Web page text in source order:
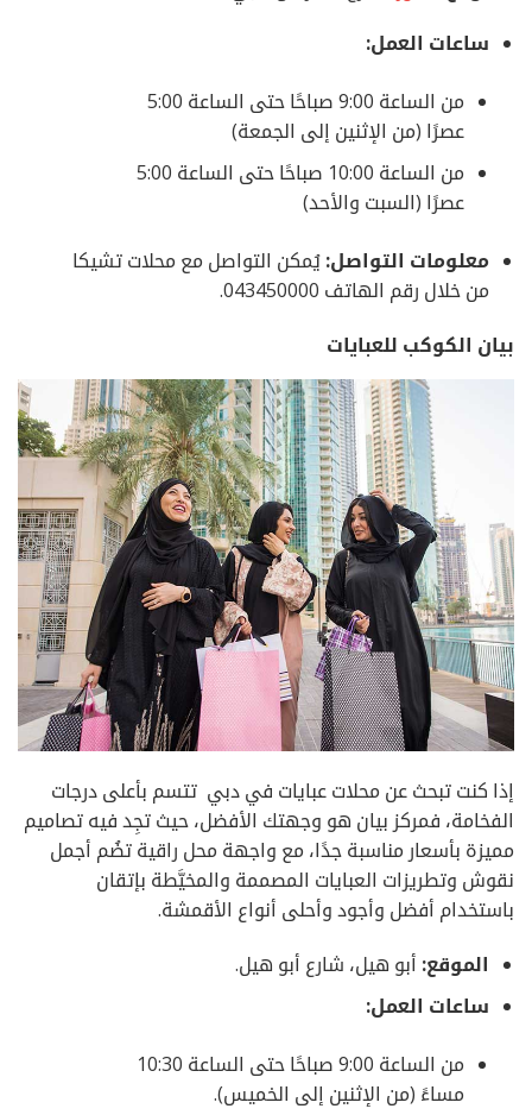
ساعات العمل:
من الساعة 9:00 صباحًا حتى الساعة 5:00
عصرًا (من الإثنين إلى الجمعة)
من الساعة 10:00 صباحًا حتى الساعة 5:00
عصرًا (السبت والأحد)
معلومات التواصل:يُمكن التواصل مع محلات تشيكا
من خلال رقم الهاتف 043450000.
بيان الكوكب للعبايات
إذا كنت تبحث عن محلات عبايات في دبي تتسم بأعلى درجات
الفخامة، فمركز بيان هو وجهتك الأفضل، حيث تجِد فيه تصاميم
مميزة بأسعار مناسبة جدًا، مع واجهة محل راقية تضُم أجمل
نقوش وتطريزات العبايات المصممة والمخيَّطة بإتقان
باستخدام أفضل وأجود وأحلى أنواع الأقمشة.
الموقع:أبو هيل، شارع أبو هيل.
ساعات العمل:
من الساعة 9:00 صباحًا حتى الساعة 10:30
مساءً (من الإثنين إلى الخميس).